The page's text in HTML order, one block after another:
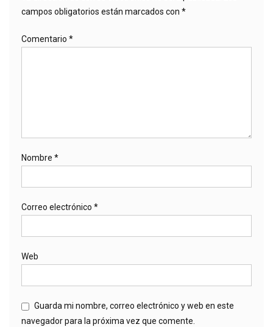
campos obligatorios están marcados con *
Comentario *
Nombre *
Correo electrónico *
Web
Guarda mi nombre, correo electrónico y web en este
navegador para la próxima vez que comente.